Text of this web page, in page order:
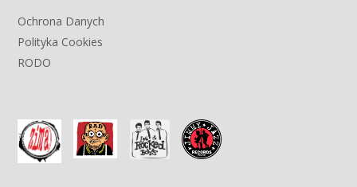
Ochrona Danych
Polityka Cookies
RODO